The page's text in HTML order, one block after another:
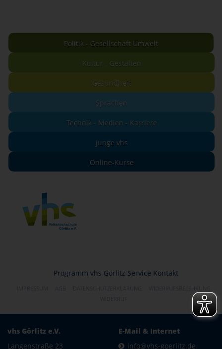
Politik - Gesellschaft Umwelt
Kultur - Gestalten
Gesundheit
Sprachen
Technik - Medien - Karriere
junge vhs
Online-Kurse
Programm vhs Görlitz Service Kontakt
vhs Görlitz e.V.
Langenstraße 23
E-Mail & Internet
info@vhs-goerlitz.de